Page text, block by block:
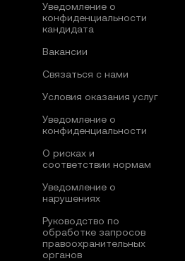
Уведомление о
конфиденциальности
кандидата
Вакансии
Связаться с нами
Условия оказания услуг
Уведомление о
конфиденциальности
О рисках и
соответствии нормам
Уведомление о
нарушениях
Руководство по
обработке запросов
правоохранительных
органов